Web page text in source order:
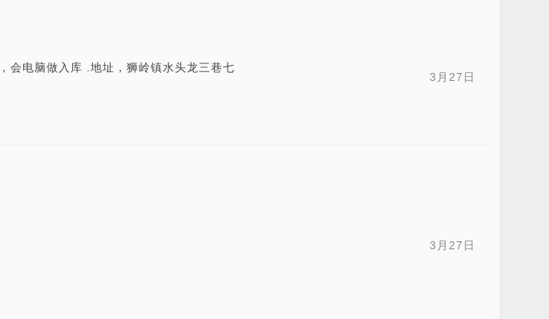
3月27日
会电脑做入库 .地址，狮岭镇水头龙三巷七
3月27日